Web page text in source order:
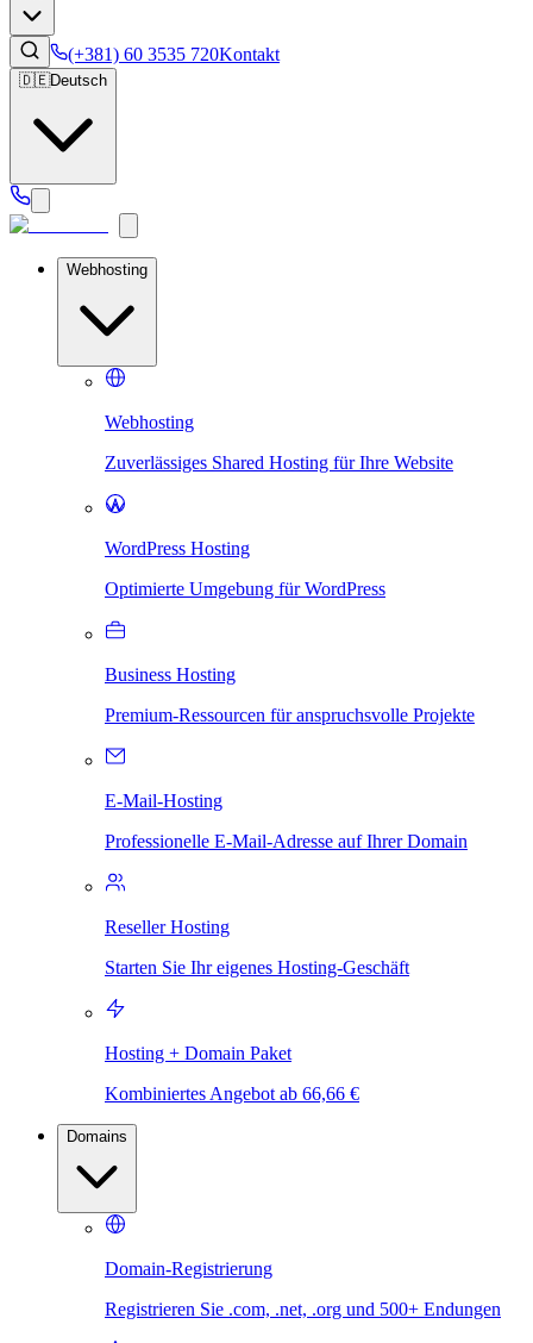
(+381) 60 3535 720Kontakt
🇩🇪Deutsch
Webhosting
Webhosting
Zuverlässiges Shared Hosting für Ihre Website
WordPress Hosting
Optimierte Umgebung für WordPress
Business Hosting
Premium-Ressourcen für anspruchsvolle Projekte
E-Mail-Hosting
Professionelle E-Mail-Adresse auf Ihrer Domain
Reseller Hosting
Starten Sie Ihr eigenes Hosting-Geschäft
Hosting + Domain Paket
Kombiniertes Angebot ab 66,66 €
Domains
Domain-Registrierung
Registrieren Sie .com, .net, .org und 500+ Endungen